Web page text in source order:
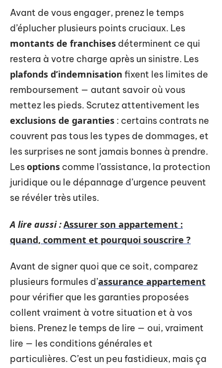
Avant de vous engager, prenez le temps
d’éplucher plusieurs points cruciaux. Les
montants de franchises déterminent ce qui
restera à votre charge après un sinistre. Les
plafonds d’indemnisation fixent les limites de
remboursement — autant savoir où vous
mettez les pieds. Scrutez attentivement les
exclusions de garanties : certains contrats ne
couvrent pas tous les types de dommages, et
les surprises ne sont jamais bonnes à prendre.
Lesoptions comme l’assistance, la protection
juridique ou le dépannage d’urgence peuvent
se révéler très utiles.
A lire aussi :Assurer son appartement :
quand, comment et pourquoi souscrire ?
Avant de signer quoi que ce soit, comparez
plusieurs formules d’assurance appartement
pour vérifier que les garanties proposées
collent vraiment à votre situation et à vos
biens. Prenez le temps de lire — oui, vraiment
lire — les conditions générales et
particulières. C’est un peu fastidieux, mais ça